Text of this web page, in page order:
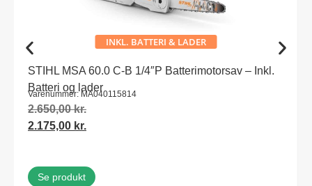
INKL. BATTERI & LADER
STIHL MSA 60.0 C-B 1/4″P Batterimotorsav – Inkl.
Batteri og lader
Varenummer: MA040115814
2.650,00kr.
2.175,00 kr.
Se produkt